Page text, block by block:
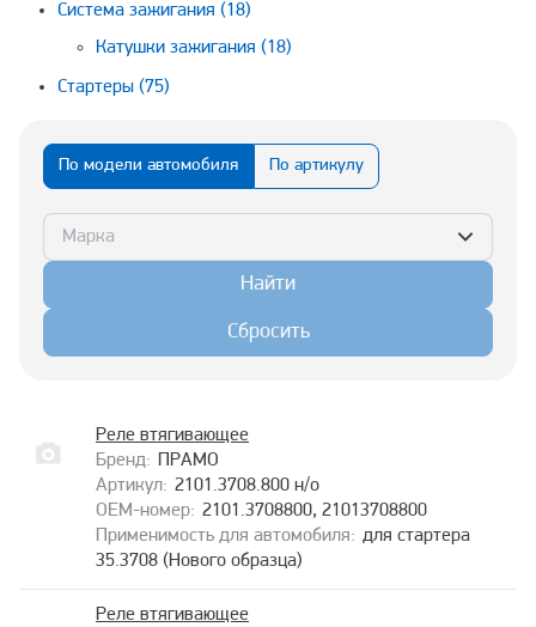
Система зажигания (18)
Катушки зажигания (18)
Стартеры (75)
По модели автомобиля По артикулу
Марка
Найти
Сбросить
ПРАМО
2101.3708.800 н/о
2101.3708800, 21013708800
Реле втягивающее
для стартера
35.3708 (Нового образца)
Реле втягивающее